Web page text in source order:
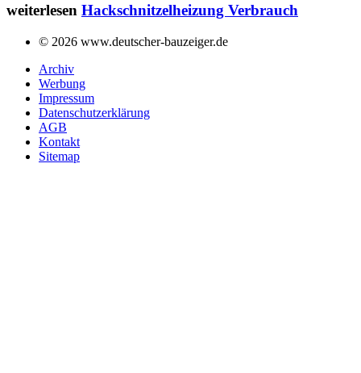
weiterlesen Hackschnitzelheizung Verbrauch
© 2026 www.deutscher-bauzeiger.de
Archiv
Werbung
Impressum
Datenschutzerklärung
AGB
Kontakt
Sitemap